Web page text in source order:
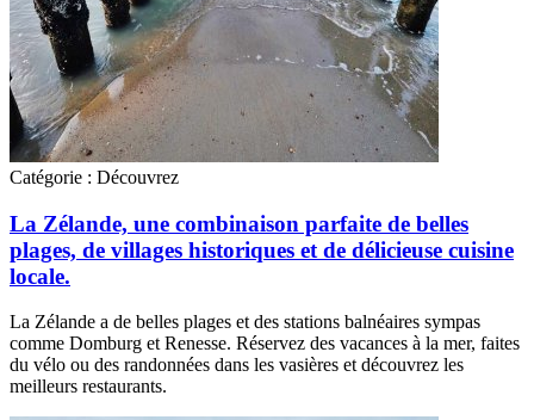
Catégorie : Découvrez
La Zélande, une combinaison parfaite de belles
plages, de villages historiques et de délicieuse cuisine
locale.
La Zélande a de belles plages et des stations balnéaires sympas
comme Domburg et Renesse. Réservez des vacances à la mer, faites
du vélo ou des randonnées dans les vasières et découvrez les
meilleurs restaurants.